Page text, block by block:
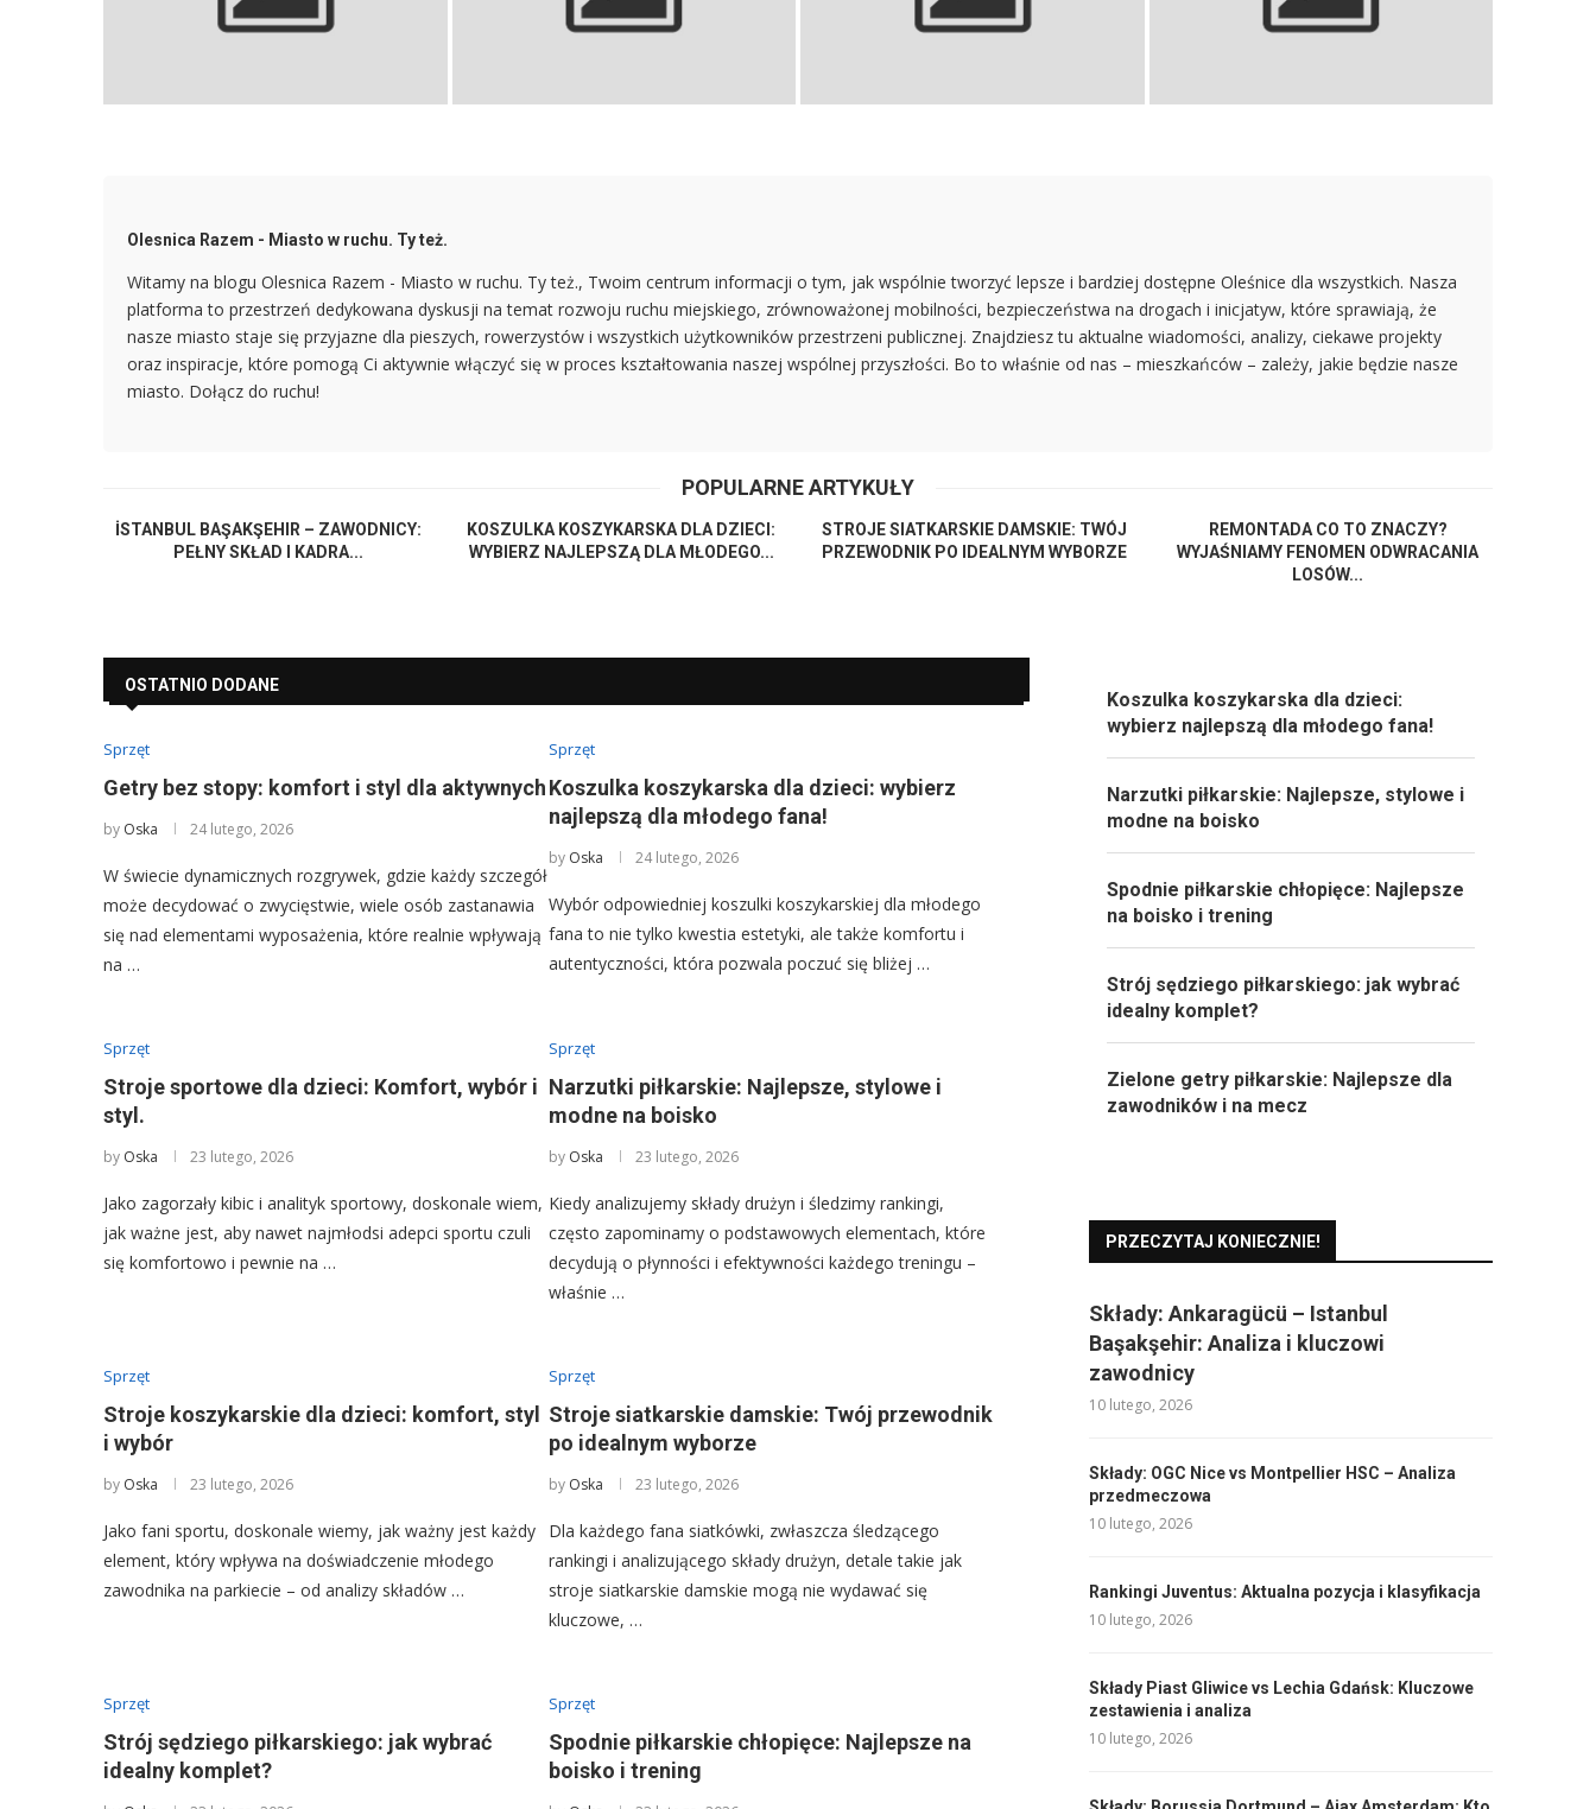
Olesnica Razem - Miasto w ruchu. Ty też.
Witamy na blogu Olesnica Razem - Miasto w ruchu. Ty też., Twoim centrum informacji o tym, jak wspólnie tworzyć lepsze i bardziej dostępne Oleśnice dla wszystkich. Nasza
platforma to przestrzeń dedykowana dyskusji na temat rozwoju ruchu miejskiego, zrównoważonej mobilności, bezpieczeństwa na drogach i inicjatyw, które sprawiają, że
nasze miasto staje się przyjazne dla pieszych, rowerzystów i wszystkich użytkowników przestrzeni publicznej. Znajdziesz tu aktualne wiadomości, analizy, ciekawe projekty
oraz inspiracje, które pomogą Ci aktywnie włączyć się w proces kształtowania naszej wspólnej przyszłości. Bo to właśnie od nas – mieszkańców – zależy, jakie będzie nasze
miasto. Dołącz do ruchu!
POPULARNE ARTYKUŁY
İSTANBUL BAŞAKŞEHIR – ZAWODNICY:
PEŁNY SKŁAD I KADRA...
KOSZULKA KOSZYKARSKA DLA DZIECI:
WYBIERZ NAJLEPSZĄ DLA MŁODEGO...
STROJE SIATKARSKIE DAMSKIE: TWÓJ
PRZEWODNIK PO IDEALNYM WYBORZE
REMONTADA CO TO ZNACZY?
WYJAŚNIAMY FENOMEN ODWRACANIA
LOSÓW...
OSTATNIO DODANE
Sprzęt
Getry bez stopy: komfort i styl dla aktywnych
by Oska 24 lutego, 2026
W świecie dynamicznych rozgrywek, gdzie każdy szczegół
może decydować o zwycięstwie, wiele osób zastanawia
się nad elementami wyposażenia, które realnie wpływają
na …
Sprzęt
Koszulka koszykarska dla dzieci: wybierz
najlepszą dla młodego fana!
by Oska 24 lutego, 2026
Wybór odpowiedniej koszulki koszykarskiej dla młodego
fana to nie tylko kwestia estetyki, ale także komfortu i
autentyczności, która pozwala poczuć się bliżej …
Sprzęt
Stroje sportowe dla dzieci: Komfort, wybór i
styl.
by Oska 23 lutego, 2026
Jako zagorzały kibic i analityk sportowy, doskonale wiem,
jak ważne jest, aby nawet najmłodsi adepci sportu czuli
się komfortowo i pewnie na …
Sprzęt
Narzutki piłkarskie: Najlepsze, stylowe i
modne na boisko
by Oska 23 lutego, 2026
Kiedy analizujemy składy drużyn i śledzimy rankingi,
często zapominamy o podstawowych elementach, które
decydują o płynności i efektywności każdego treningu –
właśnie …
Sprzęt
Stroje koszykarskie dla dzieci: komfort, styl
i wybór
by Oska 23 lutego, 2026
Jako fani sportu, doskonale wiemy, jak ważny jest każdy
element, który wpływa na doświadczenie młodego
zawodnika na parkiecie – od analizy składów …
Sprzęt
Stroje siatkarskie damskie: Twój przewodnik
po idealnym wyborze
by Oska 23 lutego, 2026
Dla każdego fana siatkówki, zwłaszcza śledzącego
rankingi i analizującego składy drużyn, detale takie jak
stroje siatkarskie damskie mogą nie wydawać się
kluczowe, …
Sprzęt
Strój sędziego piłkarskiego: jak wybrać
idealny komplet?
Sprzęt
Spodnie piłkarskie chłopięce: Najlepsze na
boisko i trening
Koszulka koszykarska dla dzieci:
wybierz najlepszą dla młodego fana!
Narzutki piłkarskie: Najlepsze, stylowe i
modne na boisko
Spodnie piłkarskie chłopięce: Najlepsze
na boisko i trening
Strój sędziego piłkarskiego: jak wybrać
idealny komplet?
Zielone getry piłkarskie: Najlepsze dla
zawodników i na mecz
PRZECZYTAJ KONIECZNIE!
Składy: Ankaragücü – Istanbul
Başakşehir: Analiza i kluczowi
zawodnicy
10 lutego, 2026
Składy: OGC Nice vs Montpellier HSC – Analiza
przedmeczowa
10 lutego, 2026
Rankingi Juventus: Aktualna pozycja i klasyfikacja
10 lutego, 2026
Składy Piast Gliwice vs Lechia Gdańsk: Kluczowe
zestawienia i analiza
10 lutego, 2026